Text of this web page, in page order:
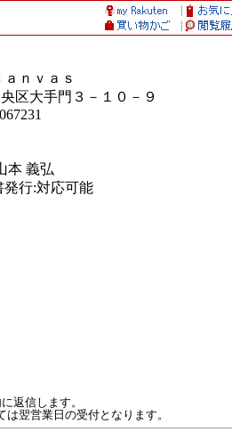
ｎｖａｓ
区大手門３－１０－９
本 義弘
発行:対応可能
返信します。
翌営業日の受付となります。